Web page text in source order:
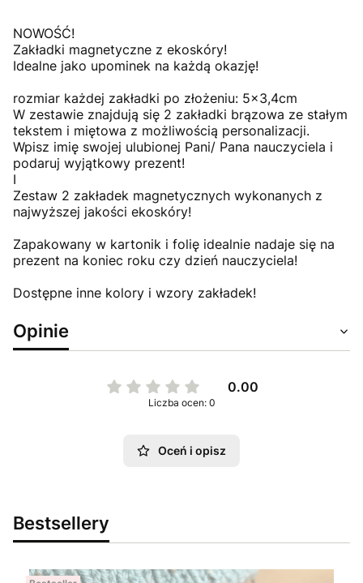
NOWOŚĆ!
Zakładki magnetyczne z ekoskóry!
Idealne jako upominek na każdą okazję!
rozmiar każdej zakładki po złożeniu: 5x3,4cm
W zestawie znajdują się 2 zakładki brązowa ze stałym
tekstem i miętowa z możliwością personalizacji.
Wpisz imię swojej ulubionej Pani/ Pana nauczyciela i
podaruj wyjątkowy prezent!
I
Zestaw 2 zakładek magnetycznych wykonanych z
najwyższej jakości ekoskóry!
Zapakowany w kartonik i folię idealnie nadaje się na
prezent na koniec roku czy dzień nauczyciela!
Dostępne inne kolory i wzory zakładek!
Opinie
0.00
Liczba ocen: 0
Oceń i opisz
Bestsellery